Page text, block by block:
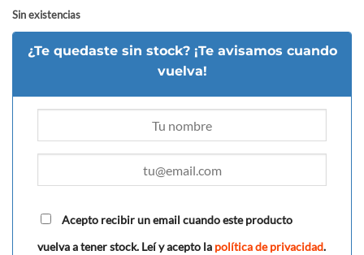
Sin existencias
¿Te quedaste sin stock? ¡Te avisamos cuando
vuelva!
Acepto recibir un email cuando este producto
vuelva a tener stock. Leí y acepto la política de privacidad.